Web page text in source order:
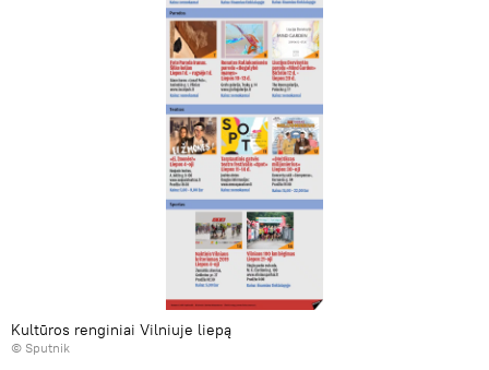
Kultūros renginiai Vilniuje liepą
© Sputnik